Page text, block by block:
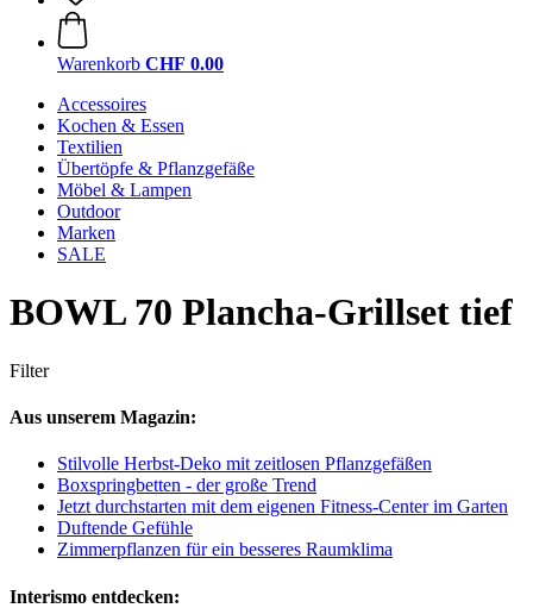
Warenkorb CHF 0.00
Accessoires
Kochen & Essen
Textilien
Übertöpfe & Pflanzgefäße
Möbel & Lampen
Outdoor
Marken
SALE
BOWL 70 Plancha-Grillset tief
Filter
Aus unserem Magazin:
Stilvolle Herbst-Deko mit zeitlosen Pflanzgefäßen
Boxspringbetten - der große Trend
Jetzt durchstarten mit dem eigenen Fitness-Center im Garten
Duftende Gefühle
Zimmerpflanzen für ein besseres Raumklima
Interismo entdecken: